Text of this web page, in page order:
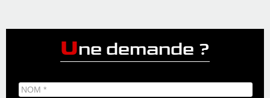
Une demande ?